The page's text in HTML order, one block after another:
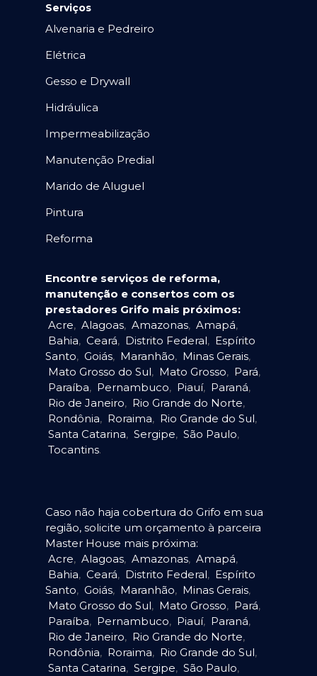
Serviços
Alvenaria e Pedreiro
Elétrica
Gesso e Drywall
Hidráulica
Impermeabilização
Manutenção Predial
Marido de Aluguel
Pintura
Reforma
Encontre serviços de reforma,
manutenção e consertos com os
prestadores Grifo mais próximos:
Acre, Alagoas, Amazonas, Amapá,
Bahia, Ceará, Distrito Federal, Espírito
Santo, Goiás, Maranhão, Minas Gerais,
Mato Grosso do Sul, Mato Grosso, Pará,
Paraíba, Pernambuco, Piauí, Paraná,
Rio de Janeiro, Rio Grande do Norte,
Rondônia, Roraima, Rio Grande do Sul,
Santa Catarina, Sergipe, São Paulo,
Tocantins.
Caso não haja cobertura do Grifo em sua
região, solicite um orçamento à parceira
Master House mais próxima:
Acre, Alagoas, Amazonas, Amapá,
Bahia, Ceará, Distrito Federal, Espírito
Santo, Goiás, Maranhão, Minas Gerais,
Mato Grosso do Sul, Mato Grosso, Pará,
Paraíba, Pernambuco, Piauí, Paraná,
Rio de Janeiro, Rio Grande do Norte,
Rondônia, Roraima, Rio Grande do Sul,
Santa Catarina, Sergipe, São Paulo,